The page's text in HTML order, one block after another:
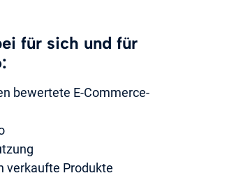
für sich und für
bewertete E-Commerce-
verkaufte Produkte